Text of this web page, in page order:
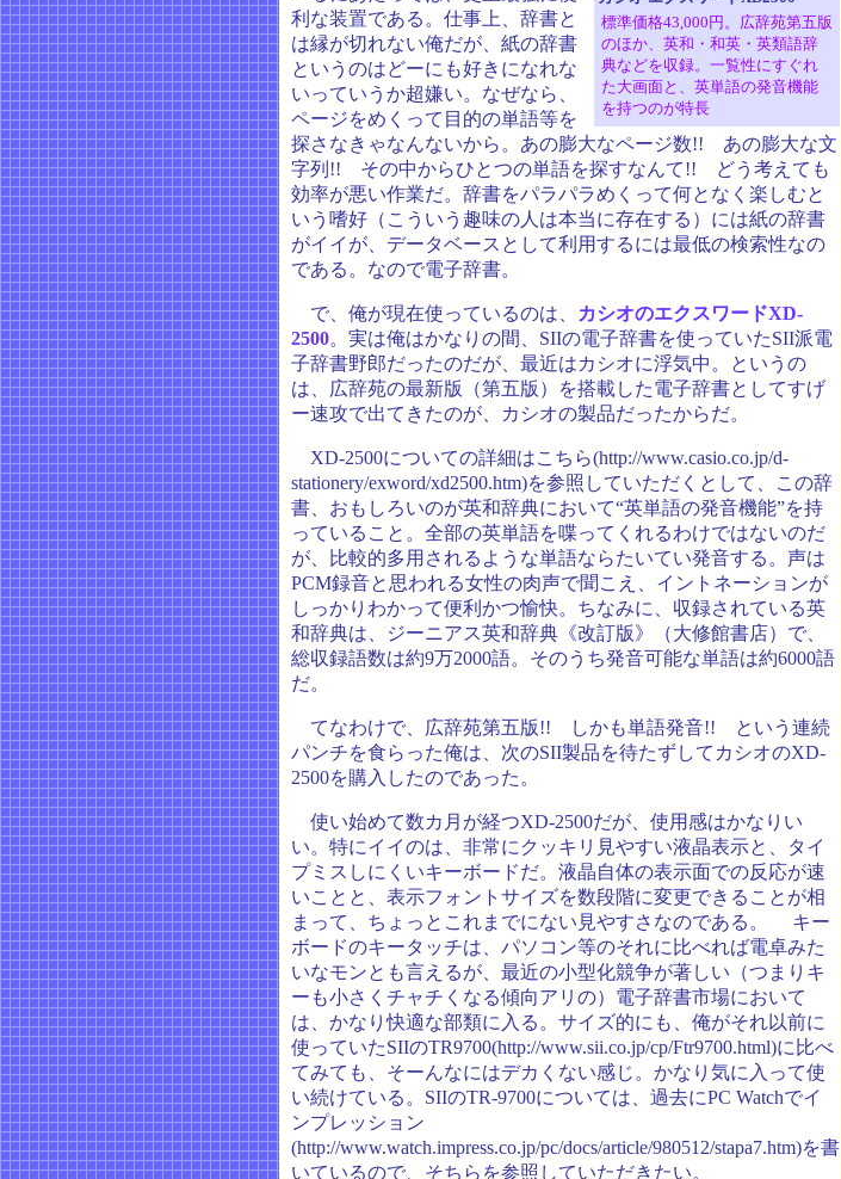
標準価格43,000円。広辞苑第五版
のほか、英和・和英・英類語辞
典などを収録。一覧性にすぐれ
た大画面と、英単語の発音機能
を持つのが特長
利な装置である。仕事上、辞書と
は縁が切れない俺だが、紙の辞書
というのはどーにも好きになれな
いっていうか超嫌い。なぜなら、
ページをめくって目的の単語等を
探さなきゃなんないから。あの膨大なページ数!! あの膨大な文
字列!! その中からひとつの単語を探すなんて!! どう考えても
効率が悪い作業だ。辞書をパラパラめくって何となく楽しむと
いう嗜好（こういう趣味の人は本当に存在する）には紙の辞書
がイイが、データベースとして利用するには最低の検索性なの
である。なので電子辞書。
で、俺が現在使っているのは、
カシオのエクスワードXD-
2500。実は俺はかなりの間、SIIの電子辞書を使っていたSII派電
子辞書野郎だったのだが、最近はカシオに浮気中。というの
は、広辞苑の最新版（第五版）を搭載した電子辞書としてすげ
ー速攻で出てきたのが、カシオの製品だったからだ。
XD-2500についての詳細はこちら(http://www.casio.co.jp/d-
stationery/exword/xd2500.htm)を参照していただくとして、この辞
書、おもしろいのが英和辞典において“英単語の発音機能”を持
っていること。全部の英単語を喋ってくれるわけではないのだ
が、比較的多用されるような単語ならたいてい発音する。声は
PCM録音と思われる女性の肉声で聞こえ、イントネーションが
しっかりわかって便利かつ愉快。ちなみに、収録されている英
和辞典は、ジーニアス英和辞典《改訂版》（大修館書店）で、
総収録語数は約9万2000語。そのうち発音可能な単語は約6000語
だ。
てなわけで、広辞苑第五版!! しかも単語発音!! という連続
パンチを食らった俺は、次のSII製品を待たずしてカシオのXD-
2500を購入したのであった。
使い始めて数カ月が経つXD-2500だが、使用感はかなりい
い。特にイイのは、非常にクッキリ見やすい液晶表示と、タイ
プミスしにくいキーボードだ。液晶自体の表示面での反応が速
いことと、表示フォントサイズを数段階に変更できることが相
まって、ちょっとこれまでにない見やすさなのである。 キー
ボードのキータッチは、パソコン等のそれに比べれば電卓みた
いなモンとも言えるが、最近の小型化競争が著しい（つまりキ
ーも小さくチャチくなる傾向アリの）電子辞書市場において
は、かなり快適な部類に入る。サイズ的にも、俺がそれ以前に
使っていたSIIのTR9700(http://www.sii.co.jp/cp/Ftr9700.html)に比べ
てみても、そーんなにはデカくない感じ。かなり気に入って使
い続けている。SIIのTR-9700については、過去にPC Watchでイ
ンプレッション
(http://www.watch.impress.co.jp/pc/docs/article/980512/stapa7.htm)を書
いているので、そちらを参照していただきたい。